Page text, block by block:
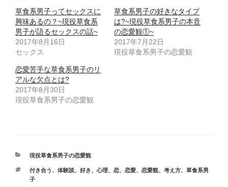
i
t
t
e
r
で
共
有
新
し
い
ウ
ィ
ン
ド
)
共
有
す
る
に
は
ッ
ク
し
て
く
だ
さ
ィ
ン
ド
ウ
草食系男子ってセックスに
興味あるの？~現役草食系
男子が語るセックスの話~
2017年8月16日
セックス
草食系男子の好きなタイプ
は?~現役草食系男子の本音
の恋愛観①~
2017年7月22日
現役草食系男子の恋愛観
恋愛苦手な草食系男子のリ
アルな欠点とは?
2017年8月30日
現役草食系男子の恋愛観
カ
ゴ
リ
現役草食系男子の恋愛観
タ
グ
付き合う 、 体験談、 好き 、 心理、 恋、 恋愛、 恋愛観、 考え方、 草食系男
子